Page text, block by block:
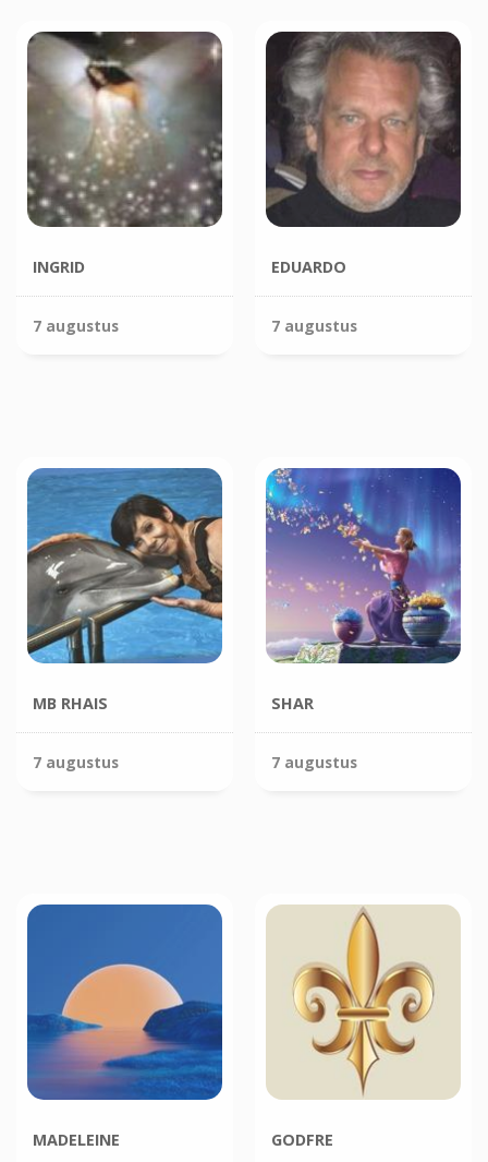
INGRID
7 augustus
EDUARDO
7 augustus
MB RHAIS
7 augustus
SHAR
7 augustus
MADELEINE GODFRE